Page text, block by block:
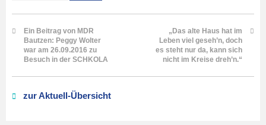
Ein Beitrag von MDR
Bautzen: Peggy Wolter
war am 26.09.2016 zu
Besuch in der SCHKOLA
„Das alte Haus hat im
Leben viel geseh’n, doch
es steht nur da, kann sich
nicht im Kreise dreh’n.“
zur Aktuell-Übersicht